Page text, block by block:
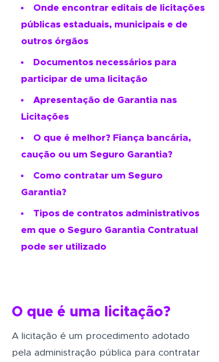
Onde encontrar editais de licitações
públicas estaduais, municipais e de
outros órgãos
Documentos necessários para
participar de uma licitação
Apresentação de Garantia nas
Licitações
O que é melhor? Fiança bancária,
caução ou um Seguro Garantia?
Como contratar um Seguro
Garantia?
Tipos de contratos administrativos
em que o Seguro Garantia Contratual
pode ser utilizado
O que é uma licitação?
A licitação é um procedimento adotado
pela administração pública para contratar